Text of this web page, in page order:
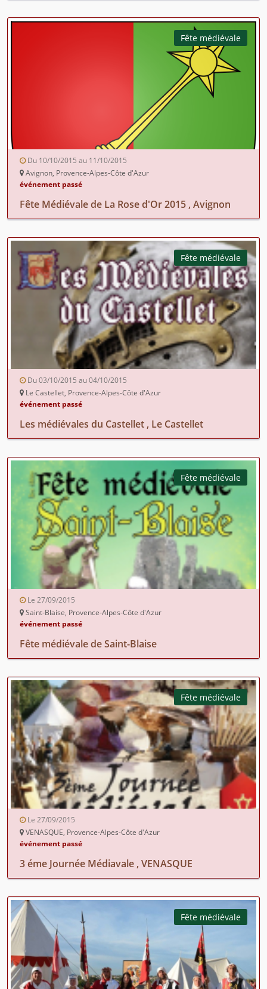
Fête médiévale
Du 10/10/2015 au 11/10/2015
Avignon, Provence-Alpes-Côte d'Azur
événement passé
Fête Médiévale de La Rose d'Or 2015 , Avignon
Fête médiévale
Du 03/10/2015 au 04/10/2015
Le Castellet, Provence-Alpes-Côte d'Azur
événement passé
Les médiévales du Castellet , Le Castellet
Fête médiévale
Le 27/09/2015
Saint-Blaise, Provence-Alpes-Côte d'Azur
événement passé
Fête médiévale de Saint-Blaise
Fête médiévale
Le 27/09/2015
VENASQUE, Provence-Alpes-Côte d'Azur
événement passé
3 éme Journée Médiavale , VENASQUE
Fête médiévale